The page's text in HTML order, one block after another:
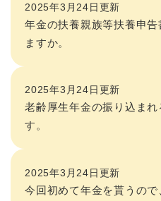
2025年3月24日更新
年金の扶養親族等扶養申
ますか。
2025年3月24日更新
老齢厚生年金の振り込ま
す。
2025年3月24日更新
今回初めて年金を貰うの